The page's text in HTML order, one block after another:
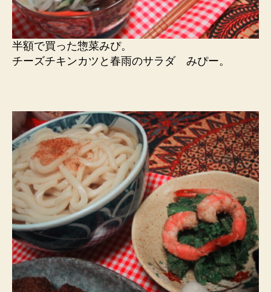
半額で買った惣菜みぴ。
チーズチキンカツと春雨のサラダ みぴー。